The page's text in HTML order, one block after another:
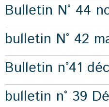
Bulletin N° 44
bulletin N° 42
Bulletin n°41
bulletin n° 39